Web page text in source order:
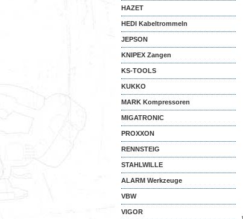
HAZET
HEDI Kabeltrommeln
JEPSON
KNIPEX Zangen
KS-TOOLS
KUKKO
MARK Kompressoren
MIGATRONIC
PROXXON
RENNSTEIG
STAHLWILLE
ALARM Werkzeuge
VBW
VIGOR